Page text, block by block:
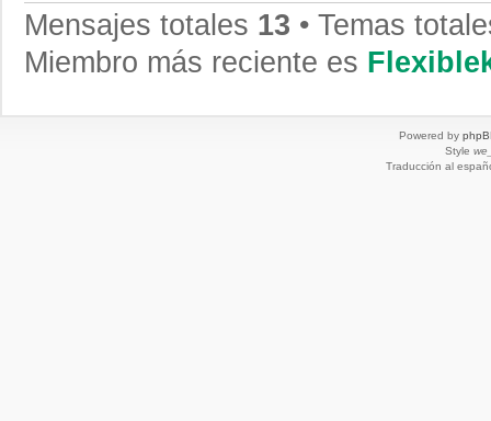
Mensajes totales 13 • Temas
Miembro más reciente es
Powered by
Style
Traducción al